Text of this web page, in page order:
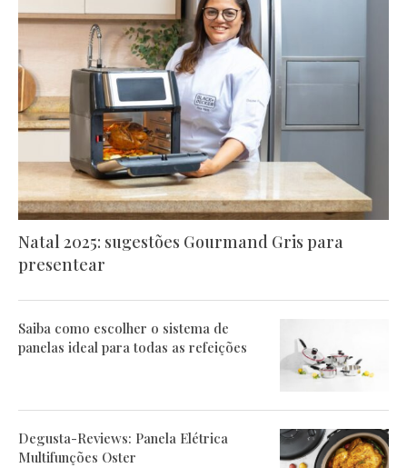
Natal 2025: sugestões Gourmand Gris para
presentear
Saiba como escolher o sistema de
panelas ideal para todas as refeições
Degusta-Reviews: Panela Elétrica
Multifunções Oster